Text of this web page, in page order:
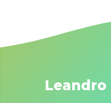
Leandro